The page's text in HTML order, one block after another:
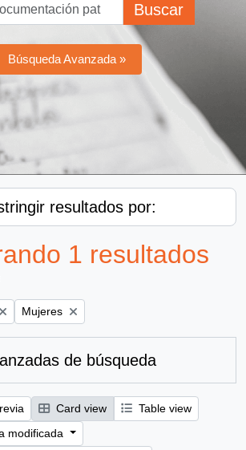
Buscar
Búsqueda Avanzada »
resultados por:
1 resultados
Remove filter:
Mujeres
de búsqueda
Card view
Table view
modificada